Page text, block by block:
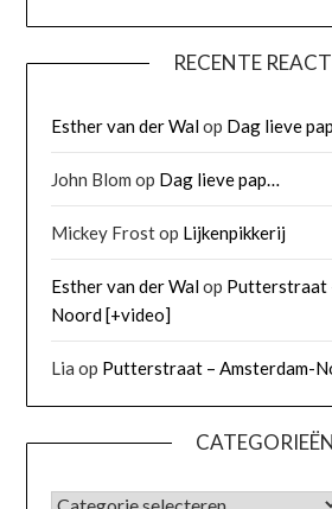
RECENTE
Esther van der Walop Dag lieve
John Blom op Dag lieve pap…
Mickey Frostop Lijkenpikkerij
Esther van der Walop Putterstraat
Noord [+video]
Lia op Putterstraat – Amsterdam-
CATEGORIEËN